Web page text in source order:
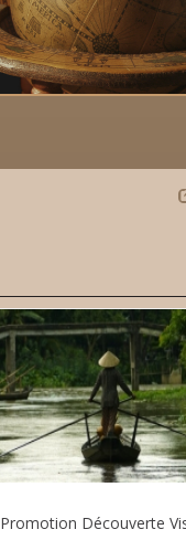
Promotion Découverte